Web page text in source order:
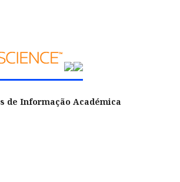
de Informação Académica